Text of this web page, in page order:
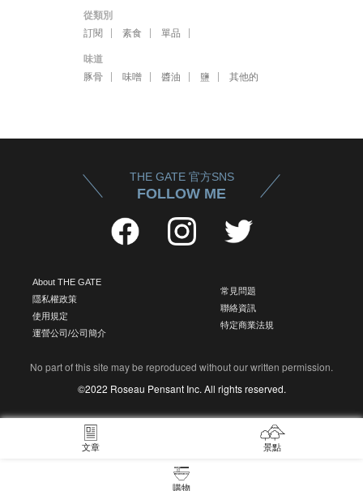
從類別
訂閱
素食 單品
味道
豚骨
味噌 醬油 鹽 其他的
THE GATE 官方SNS
FOLLOW ME
About THE GATE
隱私權政策
使用規定
運營公司/公司簡介
常見問題
聯絡資訊
特定商業法規
No part of this site may be reproduced without our written permission.
©2022 Roseau Pensant Inc. All rights reserved.
文章 景點
購物